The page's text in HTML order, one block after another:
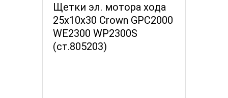
Щетки эл. мотора хода
25х10х30 Crown GPC2000
WE2300 WP2300S
(ст.805203)